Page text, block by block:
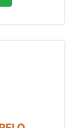
Individual)